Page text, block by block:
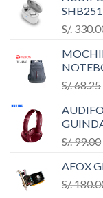
S/.
S/.68.25
S/.99.00
AFOX
S/.